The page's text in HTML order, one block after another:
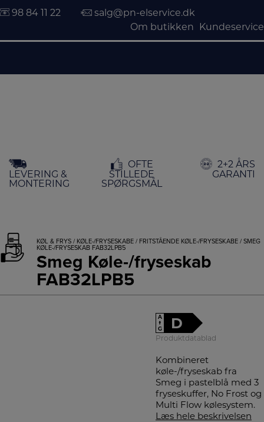
indholdet
98 84 11 22
salg@pn-elservice.dk
Om butikken
Kundeservice
LEVERING &
MONTERING
OFTE
STILLEDE
SPØRGSMÅL
2+2 ÅRS
GARANTI
KØL & FRYS / KØLE-/FRYSESKABE / FRITSTÅENDE KØLE-/FRYSESKABE / SMEG
KØLE-/FRYSESKAB FAB32LPB5
Smeg Køle-/fryseskab
FAB32LPB5
A
↑
G
D
Produktdatablad
Kombineret
køle-/fryseskab fra
Smeg i pastelblå med 3
fryseskuffer, No Frost og
Multi Flow kølesystem.
Læs hele beskrivelsen